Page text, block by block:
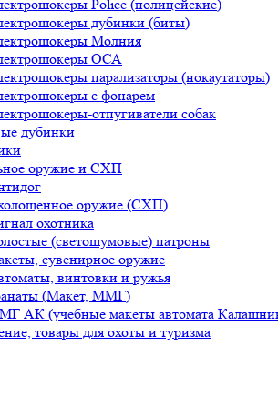
Police (полицейские)
дубинки (биты)
Молния
ОСА
парализаторы (нокаутаторы)
с фонарем
отпугиватели собак
дубинки
оружие и СХП
оружие (СХП)
охотника
(светошумовые) патроны
сувенирное оружие
винтовки и ружья
(Макет, ММГ)
АК (учебные макеты автомата
товары для охоты и туризма